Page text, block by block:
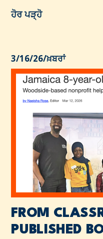
ਹੋਰ ਪੜ੍ਹੋ
3/16/26/ਖ਼ਬਰਾਂ
FROM
PUBLISHED